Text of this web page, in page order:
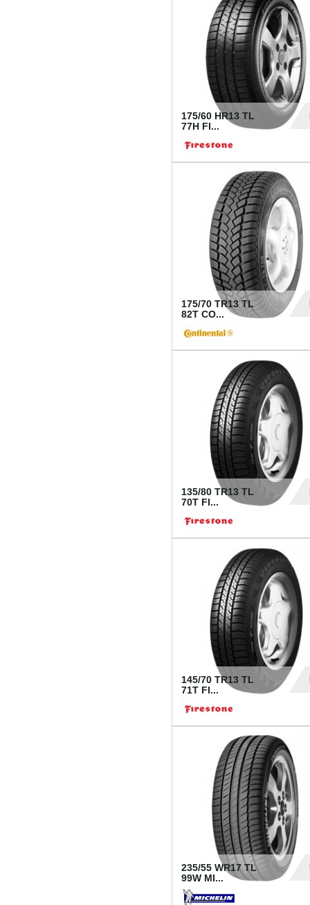
175/60 HR13 TL
77H FI...
175/70 TR13 TL
82T CO...
135/80 TR13 TL
70T FI...
145/70 TR13 TL
71T FI...
235/55 WR17 TL
99W MI...